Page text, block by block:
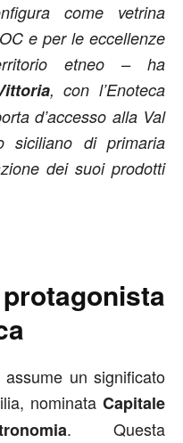
come vetrina
e per le eccellenze
etneo – ha
, con l’Enoteca
d’accesso alla Val
siciliano di primaria
dei suoi prodotti
assume un significato
nominata Capitale
. Questa